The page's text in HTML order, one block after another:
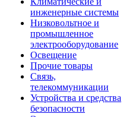
инженерные системы
Низковольтное и
промышленное
электрооборудование
Освещение
Прочие товары
Связь,
телекоммуникации
Устройства и средства
безопасности